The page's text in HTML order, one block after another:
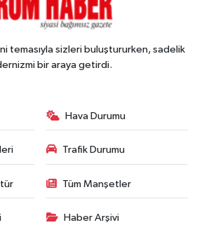
temasıyla sizleri buluştururken, sadelik
bir araya getirdi.
Hava Durumu
Trafik Durumu
Tüm Manşetler
Haber Arşivi